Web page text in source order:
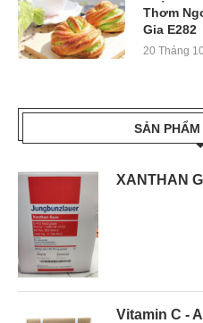
Thơm
Gia E282
20 Tháng
SẢN
XANTHAN
Vitamin C -